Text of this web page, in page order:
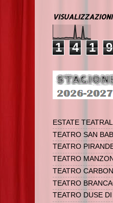
1 4 1 9
ESTATE
TEATRO SAN
TEATRO
TEATRO
TEATRO
TEATRO
TEATRO DUSE